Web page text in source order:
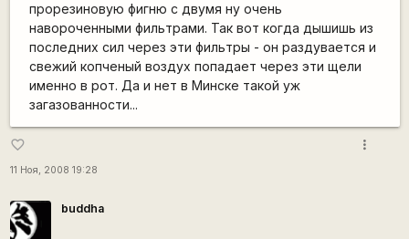
прорезиновую фигню с двумя ну очень
навороченными фильтрами. Так вот когда дышишь из
последних сил через эти фильтры - он раздувается и
свежий копченый воздух попадает через эти щели
именно в рот. Да и нет в Минске такой уж
загазованности...
favorite_border
11 Ноя, 2008 19:28
more_vert
buddha